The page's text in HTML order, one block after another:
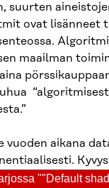
suurten
ovat lisänneet
maailman
vuoden aikana
oma""Default